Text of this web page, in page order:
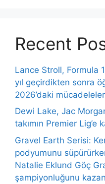
Recent
Lance Stroll, Formula
yıl geçirdikten sonra
2026’daki
Dewi Lake, Jac
takımın Premier Lig’e
Gravel Earth Serisi:
podyumunu
Natalie Eklund Göç
şampiyonluğunu